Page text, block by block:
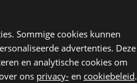
Sommige cookies kunnen
advertenties. Deze
en analytische cookies om
ons privacy- en cookiebeleid.